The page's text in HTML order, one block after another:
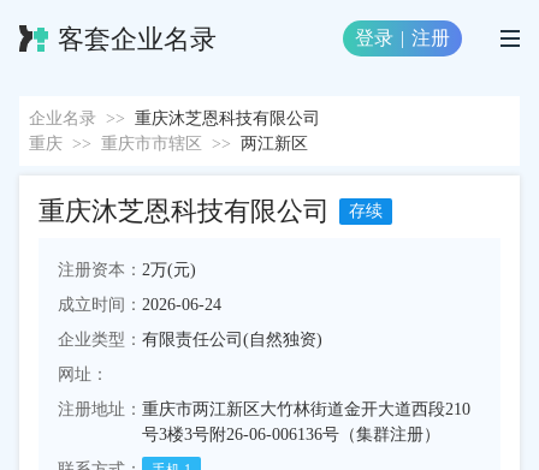
客套企业名录 登录 | 注册
企业名录 >> 重庆沐芝恩科技有限公司
重庆 >> 重庆市市辖区 >> 两江新区
重庆沐芝恩科技有限公司 存续
注册资本： 2万(元)
成立时间： 2026-06-24
企业类型： 有限责任公司(自然独资)
网址：
注册地址： 重庆市两江新区大竹林街道金开大道西段210
号3楼3号附26-06-006136号（集群注册）